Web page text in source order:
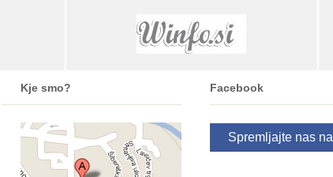
Kje smo? Facebook
Spremljajte nas na